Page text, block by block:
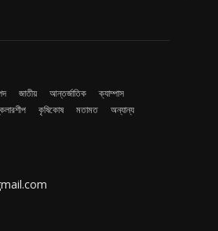
জাতীয় আন্তর্জাতিক
ক্যাম্পাস
কৃষিকোষ মতামত অন্যান্য